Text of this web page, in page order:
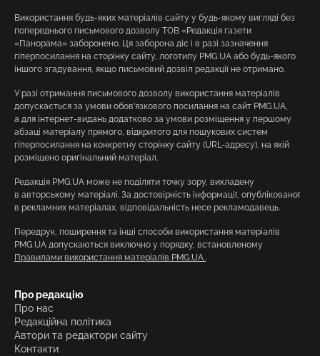
Використання будь-яких матеріалів сайту у будь-якому вигляді без
попереднього письмового дозволу ТОВ «Редакція газети
«Панорама» заборонено. Ця заборона діє і в разі зазначення
гіперпосилання на сторінку сайту, логотипу PMG.UA або будь-якого
іншого згадування, якщо письмовий дозвіл редакції не отримано.
У разі отримання письмового дозволу використання матеріалів
допускається за умови обов’язкового посилання на сайт PMG.UA,
а для інтернет-видань додатково за умови розміщення у першому
абзаці матеріалу прямого, відкритого для пошукових систем
гіперпосилання на конкретну сторінку сайту (URL-адресу), на якій
розміщено оригінальний матеріал.
Редакція PMG.UA може не поділяти точку зору, викладену
в авторському матеріалі. За достовірність інформації, опублікованої
в рекламних матеріалах, відповідальність несе рекламодавець.
Передрук, поширення та інші способи використання матеріалів
PMG.UA допускаються виключно у порядку, встановленому
Правилами використання матеріалів PMG.UA .
Про редакцію
Про нас
Редакційна політика
Автори та редактори сайту
Контакти